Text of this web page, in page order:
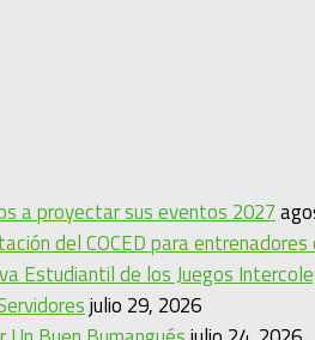
a proyectar sus eventos 2027
del COCED para
Estudiantil de los Juegos
julio 29, 2026